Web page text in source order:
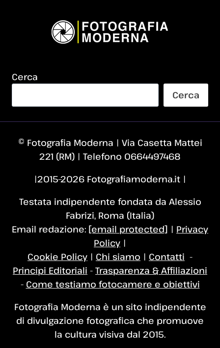
Cerca
Cerca
© Fotografia Moderna | Via Casetta Mattei
221 (RM) | Telefono 0664497468
|2015–2026 Fotografiamoderna.it |
Testata indipendente fondata da Alessio
Fabrizi, Roma (Italia)
Email redazione: [email protected] | Privacy
Policy |
Cookie Policy | Chi siamo | Contatti -
Principi Editoriali - Trasparenza & Affiliazioni
- Come testiamo fotocamere e obiettivi
Fotografia Moderna è un sito indipendente
di divulgazione fotografica che promuove
la cultura visiva dal 2015.